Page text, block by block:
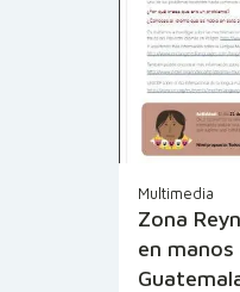
Multimedia
Zona
en